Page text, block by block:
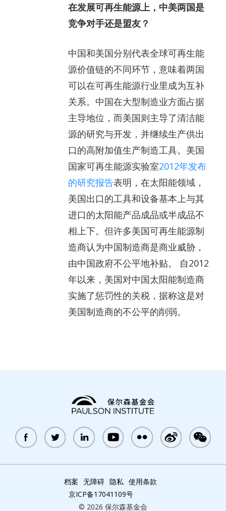
在发展可再生能源上，中美两国是
竞争对手还是盟友？
中国和美国分别代表全球可再生能
源价值链的不同环节，意味着两国
可以在可再生能源行业里成为互补
关系。中国在大型制造业方面占据
主导地位，而美国则主导了清洁能
源的研究与开发，并继续生产供出
口的高附加值生产制造工具。美国
国家可再生能源实验室2012年发布
的研究报告表明，在太阳能领域，
美国出口的工具和设备基本上与其
进口的太阳能产品成品或半成品不
相上下。但许多美国可再生能源制
造商认为中国制造商是商业威胁，
由中国政府不公平地补贴。 自2012
年以来，美国对中国太阳能制造商
实施了惩罚性的关税，据称这是对
美国制造商的不公平的削弱。
档案 无障碍 隐私 使用条款
京ICP备17041109号
© 2026 保尔森基金会